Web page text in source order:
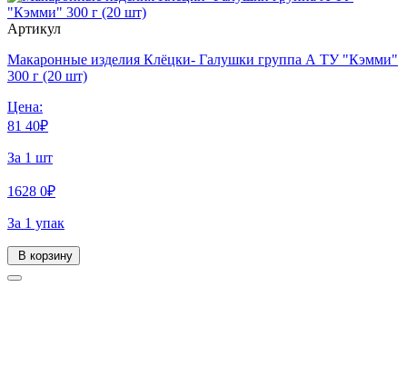
Артикул
Макаронные изделия Клёцки- Галушки группа А ТУ "Кэмми"
300 г (20 шт)
Цена:
81 40₽
За 1 шт
1628 0₽
За 1 упак
В корзину